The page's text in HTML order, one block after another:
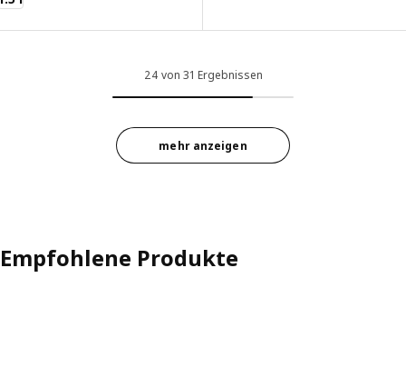
24 von 31 Ergebnissen
mehr anzeigen
Empfohlene Produkte